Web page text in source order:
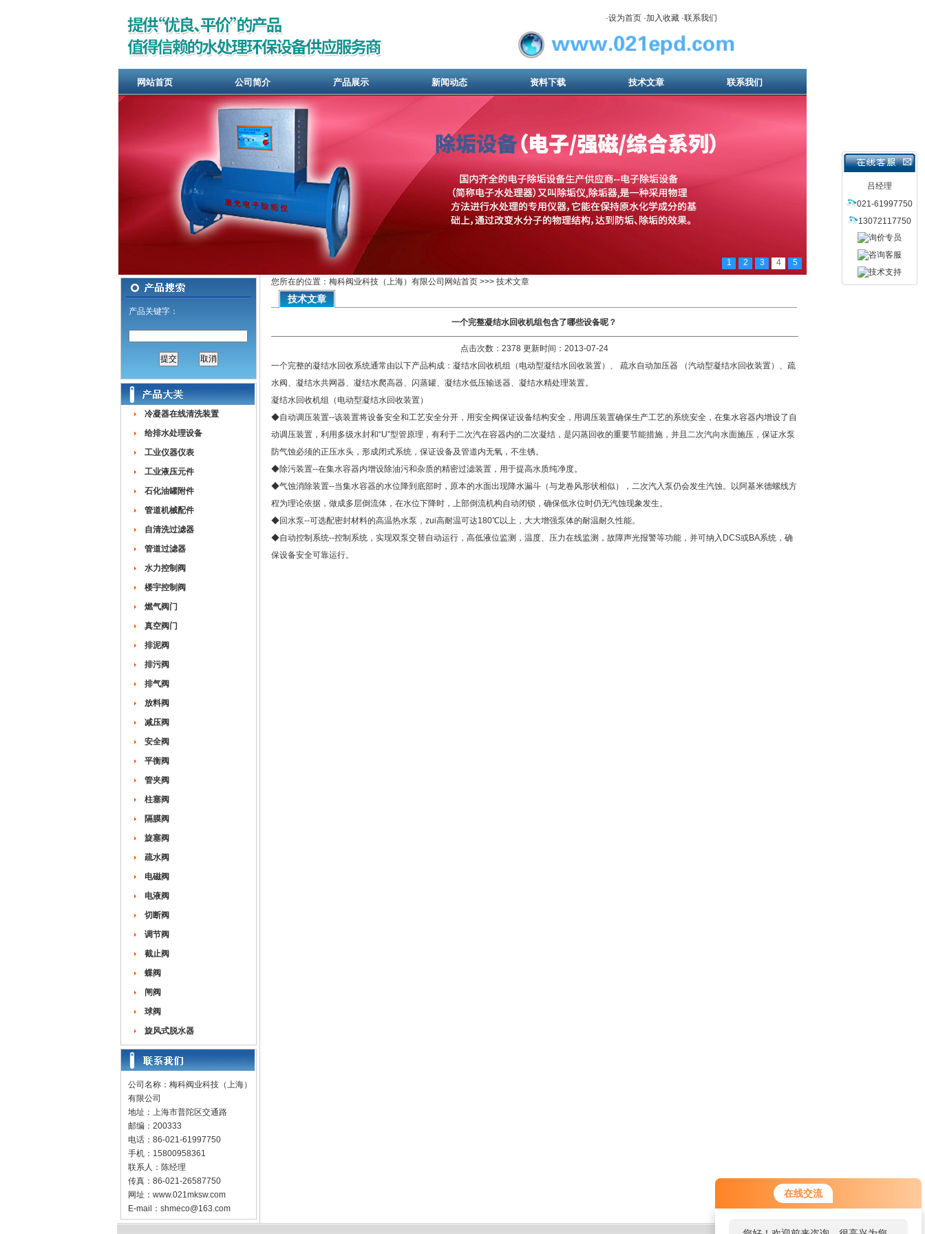
在线交流
·设为首页 ·加入收藏 ·联系我们
网站首页 公司简介 产品展示 新闻动态 资料下载 技术文章 联系我们
1 2 3 4 5
吕经理
021-61997750
13072117750
产品关键字：
冷凝器在线清洗装置
给排水处理设备
工业仪器仪表
工业液压元件
石化油罐附件
管道机械配件
自清洗过滤器
管道过滤器
水力控制阀
楼宇控制阀
燃气阀门
真空阀门
排泥阀
排污阀
排气阀
放料阀
减压阀
安全阀
平衡阀
管夹阀
柱塞阀
隔膜阀
旋塞阀
疏水阀
电磁阀
电液阀
切断阀
调节阀
截止阀
蝶阀
闸阀
球阀
旋风式脱水器
公司名称：梅科阀业科技（上海）
有限公司
地址：上海市普陀区交通路
邮编：200333
电话：86-021-61997750
手机：15800958361
联系人：陈经理
传真：86-021-26587750
网址： www.021mksw.com
E-mail： shmeco@163.com
您所在的位置：梅科阀业科技（上海）有限公司网站首页 >>> 技术文章
技术文章
一个完整凝结水回收机组包含了哪些设备呢？
点击次数：2378 更新时间：2013-07-24
一个完整的凝结水回收系统通常由以下产品构成：凝结水回收机组（电动型凝结水回收装置）、 疏水自动加压器 （汽动型凝结水回收装置）、疏
水阀、凝结水共网器、凝结水爬高器、闪蒸罐、凝结水低压输送器、凝结水精处理装置。
凝结水回收机组（电动型凝结水回收装置）
◆自动调压装置--该装置将设备安全和工艺安全分开，用安全阀保证设备结构安全，用调压装置确保生产工艺的系统安全，在集水容器内增设了自
动调压装置，利用多级水封和“U”型管原理，有利于二次汽在容器内的二次凝结，是闪蒸回收的重要节能措施，并且二次汽向水面施压，保证水泵
防气蚀必须的正压水头，形成闭式系统，保证设备及管道内无氧，不生锈。
◆除污装置--在集水容器内增设除油污和杂质的精密过滤装置，用于提高水质纯净度。
◆气蚀消除装置--当集水容器的水位降到底部时，原本的水面出现降水漏斗（与龙卷风形状相似），二次汽入泵仍会发生汽蚀。以阿基米德螺线方
程为理论依据，做成多层倒流体，在水位下降时，上部倒流机构自动闭锁，确保低水位时仍无汽蚀现象发生。
◆回水泵--可选配密封材料的高温热水泵，zui高耐温可达180℃以上，大大增强泵体的耐温耐久性能。
◆自动控制系统--控制系统，实现双泵交替自动运行，高低液位监测，温度、压力在线监测，故障声光报警等功能，并可纳入DCS或BA系统，确
保设备安全可靠运行。